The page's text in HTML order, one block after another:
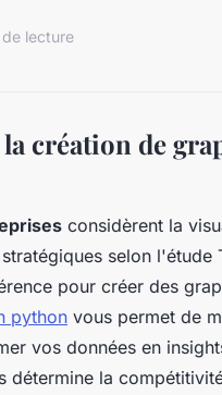
lecture
création de
considèrent la
selon
pour créer des
python vous permet de
vos données en
détermine la